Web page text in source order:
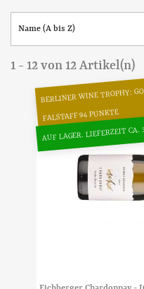
Name (A bis Z)
1 - 12 von 12 Artikel(n)
BERLINER WINE TROPHY:
FALSTAFF 94 PUNKTE
AUF LAGER. LIEFERZEIT CA.